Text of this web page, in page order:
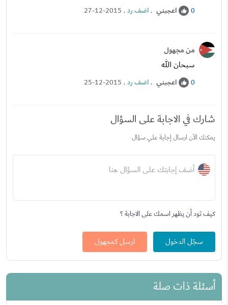
0 اعجبني .اضف رد.
27-12-2015
من مجهول
سبحان الله
0 اعجبني .اضف رد.
25-12-2015
شارك في الاجابة على السؤال
يمكنك الآن ارسال إجابة علي سؤال
أضف إجابتك على السؤال هنا
كيف تود أن يظهر اسمك على الاجابة ؟
سجّل الدخول ارسل كمجهول
أسئلة ذات صلة